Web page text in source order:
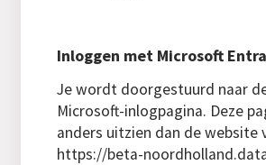
Inloggen met Microsoft
Je wordt doorgestuurd naar
Microsoft-inlogpagina. Deze
anders uitzien dan de website
https://beta-